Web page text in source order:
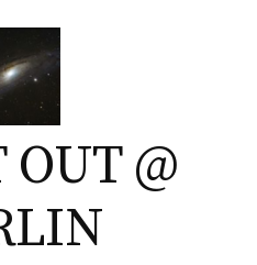
@